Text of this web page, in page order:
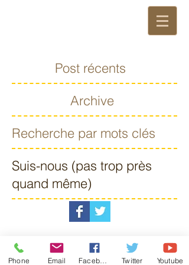
Post récents
Archive
Recherche par mots clés
Suis-nous (pas trop près
quand même)
Phone Email Twitter Youtube